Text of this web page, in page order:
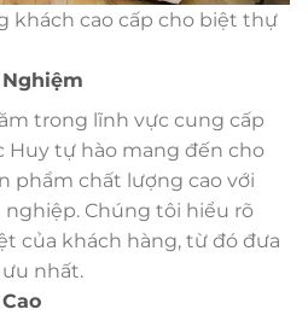
khách cao cấp cho biệt thự
trong lĩnh vực cung cấp
Huy tự hào mang đến cho
phẩm chất lượng cao với
Chúng tôi hiểu rõ
của khách hàng, từ đó đưa
nhất.